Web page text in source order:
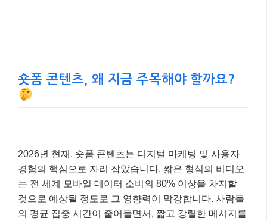
숏폼 콘텐츠, 왜 지금 주목해야 할까요?
2026년 현재, 숏폼 콘텐츠는 디지털 마케팅 및 사용자
경험의 핵심으로 자리 잡았습니다. 짧은 형식의 비디오
는 전 세계 모바일 데이터 소비의 80% 이상을 차지할
것으로 예상될 정도로 그 영향력이 막강합니다. 사람들
의 평균 집중 시간이 줄어들면서, 짧고 강렬한 메시지를